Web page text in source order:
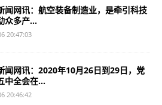
闻网讯：航空装备制造业，是牵引科技
众多产...
20:47:03
闻网讯：2020年10月26日到29日，党
中全会在...
20:46:42